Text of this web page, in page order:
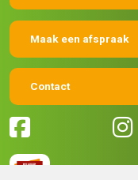
Maak een afspraak
Contact